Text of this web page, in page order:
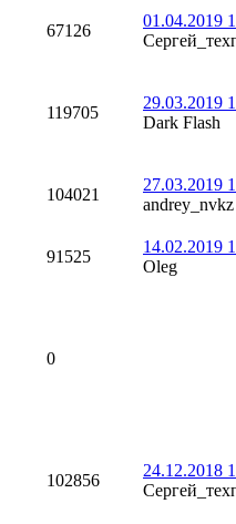
67126
01.04.2019
119705
29.03.2019
Dark Flash
104021
27.03.2019
andrey_nvkz
91525
14.02.2019
Oleg
0
102856
24.12.2018